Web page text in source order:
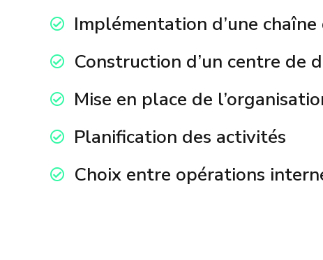
Implémentation d’une
Construction d’un centre de
Mise en place de
Planification des activités
Choix entre opérations